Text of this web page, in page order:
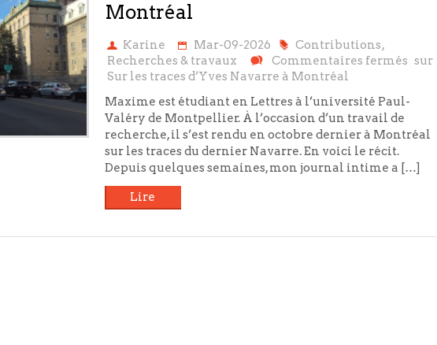
Montréal
Karine Mar-09-2026 Contributions,
Recherches & travaux
Commentaires fermés sur
Sur les traces d’Yves Navarre à Montréal
Maxime est étudiant en Lettres à l’université Paul-
Valéry de Montpellier. À l’occasion d’un travail de
recherche, il s’est rendu en octobre dernier à Montréal
sur les traces du dernier Navarre. En voici le récit.
Depuis quelques semaines, mon journal intime a […]
Lire